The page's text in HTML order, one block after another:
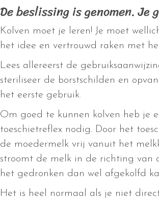
De beslissing is genomen. Je
Kolven moet je leren! Je moet
het idee en vertrouwd raken met
Lees allereerst de
steriliseer de borstschilden en
het eerste gebruik.
Om goed te kunnen kolven heb je
toeschietreflex nodig. Door het
de moedermelk vrij vanuit het
stroomt de melk in de richting van
het gedronken dan wel afgekolfd
Het is heel normaal als je niet